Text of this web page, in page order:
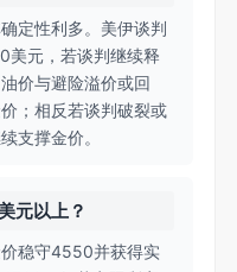
定性利多。美伊谈判
美元，若谈判继续释
价与避险溢价或回
；相反若谈判破裂或
支撑金价。
元以上？
稳守4550并获得实